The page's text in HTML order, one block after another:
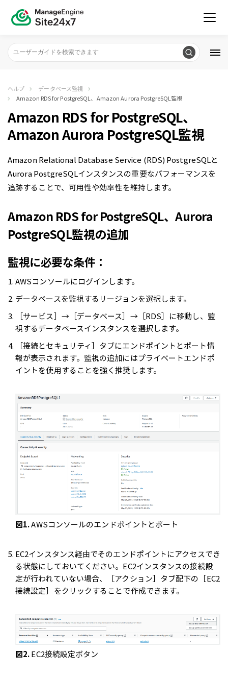
ヘルプ
データベース監視
Amazon RDS for PostgreSQL、Amazon Aurora PostgreSQL監視
Amazon RDS for PostgreSQL、
Amazon Aurora PostgreSQL監視
Amazon Relational Database Service (RDS) PostgreSQLと
Aurora PostgreSQLインスタンスの重要なパフォーマンスを
追跡することで、可用性や効率性を維持します。
Amazon RDS for PostgreSQL、Aurora
PostgreSQL監視の追加
監視に必要な条件：
AWSコンソールにログインします。
データベースを監視するリージョンを選択します。
［サービス］→［データベース］→［RDS］に移動し、監
視するデータベースインスタンスを選択します。
［接続とセキュリティ］タブにエンドポイントとポート情
報が表示されます。監視の追加にはプライベートエンドポ
イントを使用することを強く推奨します。
図1.AWSコンソールのエンドポイントとポート
EC2インスタンス経由でそのエンドポイントにアクセスでき
る状態にしておいてください。EC2インスタンスの接続設
定が行われていない場合、［アクション］タブ配下の［EC2
接続設定］をクリックすることで作成できます。
図2.EC2接続設定ボタン